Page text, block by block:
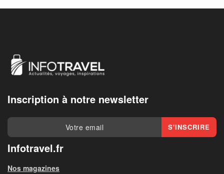
Inscription à notre newsletter
Infotravel.fr
Nos magazines